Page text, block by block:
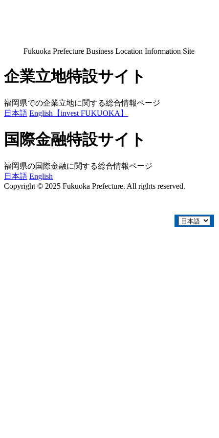
Fukuoka Prefecture Business Location Information Site
企業立地特設サイト
福岡県での企業立地に関する総合情報ページ
日本語 English 【invest FUKUOKA】
国際金融特設サイト
福岡県の国際金融に関する総合情報ページ
日本語 English
Copyright © 2025 Fukuoka Prefecture. All rights reserved.